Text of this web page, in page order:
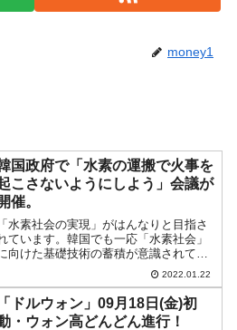
money1
国政府で「水素の運搬で火事を
こさないようにしよう」会議が
催。
「水素社会の実現」がはんなりと目指さ
ています。韓国でも一応「水素社会」
向けた基礎技術の蓄積が意識されてい
ます。その割には、「韓国史上初生産の
グリーン水素」の66％を「使い道がない
や」として大気中に放出したり、水素運
搬車が高速道路で火事を...
2022.01.22
「ドルウォン」09月18日(金)初
・ウォン高どんどん進行！